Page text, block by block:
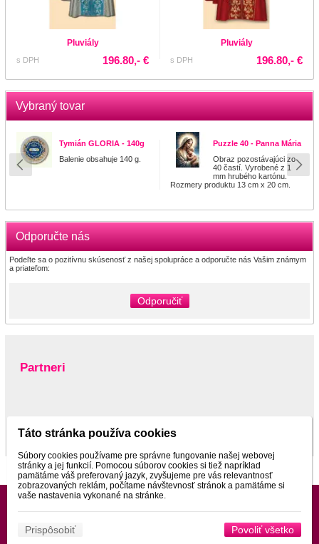
Pluviály
s DPH 196.80,- €
Pluviály
s DPH 196.80,- €
Vybraný tovar
Tymián GLORIA - 140g
Balenie obsahuje 140 g.
Puzzle 40 - Panna Mária
Obraz pozostávajúci zo
40 častí. Vyrobené z 1
mm hrubého kartónu.
Rozmery produktu 13 cm x 20 cm.
Odporučte nás
Podeľte sa o pozitívnu skúsenosť z našej spolupráce a odporučte nás Vašim známym
a priateľom:
Odporučiť
Partneri
Táto stránka používa cookies
Súbory cookies používame pre správne fungovanie našej webovej
stránky a jej funkcií. Pomocou súborov cookies si tiež napríklad
pamätáme váš preferovaný jazyk, zvyšujeme pre vás relevantnosť
zobrazovaných reklám, počítame návštevnosť stránok a pamätáme si
vaše nastavenia vykonané na stránke.
Prispôsobiť Povoliť všetko